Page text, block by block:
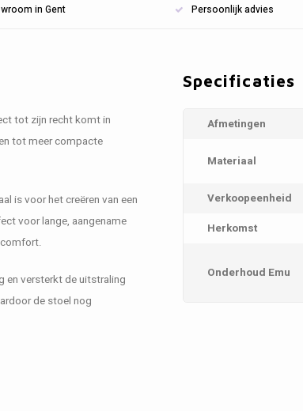
in Gent Persoonlijk advies
tot zijn recht komt in
tot meer compacte
is voor het creëren van een
voor lange, aangename
en versterkt de uitstraling
de stoel nog
Specificaties
Afmetingen
Materiaal
Verkoopeenheid
Herkomst
Onderhoud Emu